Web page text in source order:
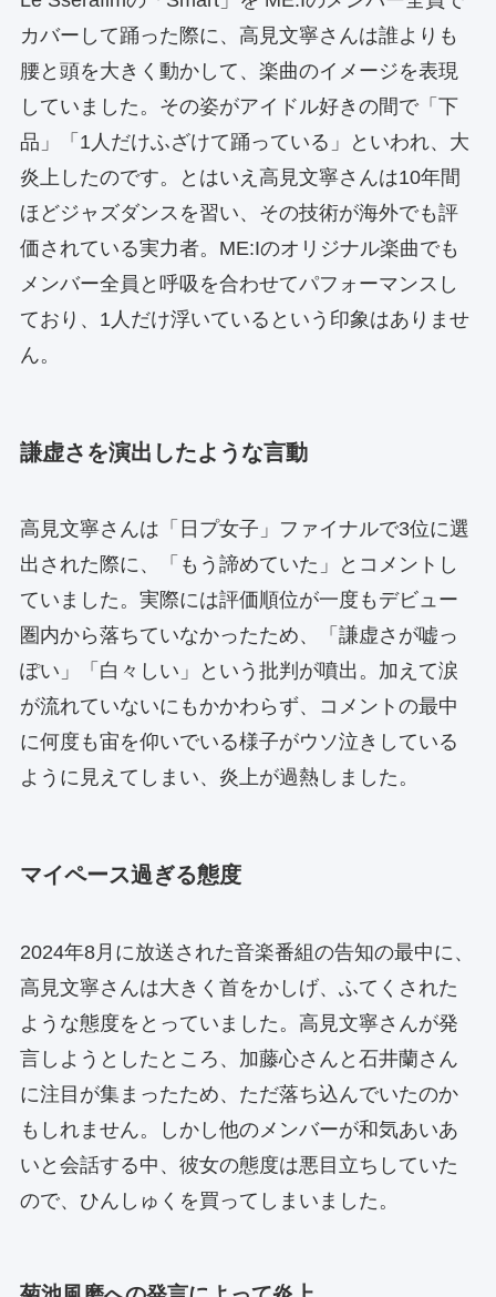
カバーして踊った際に、高見文寧さんは誰よりも
腰と頭を大きく動かして、楽曲のイメージを表現
していました。その姿がアイドル好きの間で「下
品」「1人だけふざけて踊っている」といわれ、大
炎上したのです。とはいえ高見文寧さんは10年間
ほどジャズダンスを習い、その技術が海外でも評
価されている実力者。ME:Iのオリジナル楽曲でも
メンバー全員と呼吸を合わせてパフォーマンスし
ており、1人だけ浮いているという印象はありませ
ん。
謙虚さを演出したような言動
高見文寧さんは「日プ女子」ファイナルで3位に選
出された際に、「もう諦めていた」とコメントし
ていました。実際には評価順位が一度もデビュー
圏内から落ちていなかったため、「謙虚さが嘘っ
ぽい」「白々しい」という批判が噴出。加えて涙
が流れていないにもかかわらず、コメントの最中
に何度も宙を仰いでいる様子がウソ泣きしている
ように見えてしまい、炎上が過熱しました。
マイペース過ぎる態度
2024年8月に放送された音楽番組の告知の最中に、
高見文寧さんは大きく首をかしげ、ふてくされた
ような態度をとっていました。高見文寧さんが発
言しようとしたところ、加藤心さんと石井蘭さん
に注目が集まったため、ただ落ち込んでいたのか
もしれません。しかし他のメンバーが和気あいあ
いと会話する中、彼女の態度は悪目立ちしていた
ので、ひんしゅくを買ってしまいました。